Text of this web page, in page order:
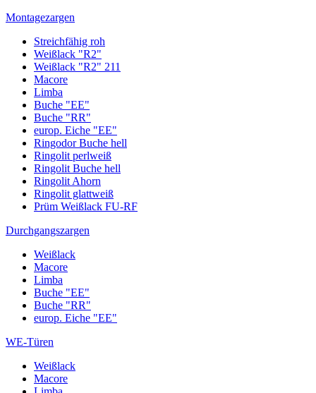
Montagezargen
Streichfähig roh
Weißlack "R2"
Weißlack "R2" 211
Macore
Limba
Buche "EE"
Buche "RR"
europ. Eiche "EE"
Ringodor Buche hell
Ringolit perlweiß
Ringolit Buche hell
Ringolit Ahorn
Ringolit glattweiß
Prüm Weißlack FU-RF
Durchgangszargen
Weißlack
Macore
Limba
Buche "EE"
Buche "RR"
europ. Eiche "EE"
WE-Türen
Weißlack
Macore